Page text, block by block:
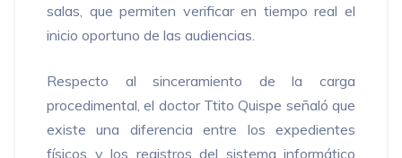
salas, que permiten verificar en tiempo real el
inicio oportuno de las audiencias.
Respecto al sinceramiento de la carga
procedimental, el doctor Ttito Quispe señaló que
existe una diferencia entre los expedientes
físicos y los registros del sistema informático